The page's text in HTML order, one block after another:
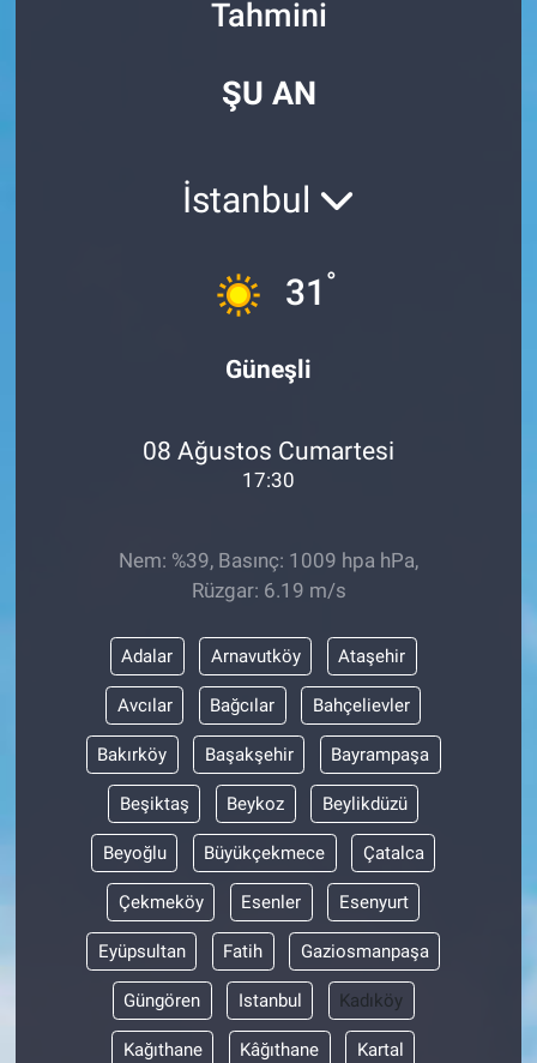
Tahmini
ŞU AN
İstanbul
31 °
Güneşli
08 Ağustos Cumartesi
17:30
Nem: %39, Basınç: 1009 hpa hPa,
Rüzgar: 6.19 m/s
Adalar Arnavutköy Ataşehir
Avcılar Bağcılar Bahçelievler
Bakırköy Başakşehir Bayrampaşa
Beşiktaş Beykoz Beylikdüzü
Beyoğlu Büyükçekmece Çatalca
Çekmeköy Esenler Esenyurt
Eyüpsultan Fatih Gaziosmanpaşa
Güngören Istanbul Kadıköy
Kağıthane Kâğıthane Kartal